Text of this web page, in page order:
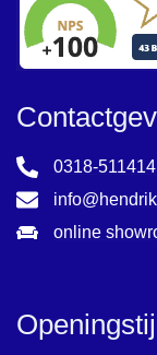
0318-511414
online